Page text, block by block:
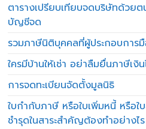
ตารางเปรียบเทียบจดบริษัทด้วย
บัญชีจด
รวมภาษีนิติบุคคลที่ผู้ประกอบการมื
ใครมีบ้านให้เช่า อย่าลืมยื่นภาษีเงิ
การจดทะเบียนจัดตั้งมูลนิธิ
ใบกำกับภาษี หรือใบเพิ่มหนี้ หรือ
ชำรุดในสาระสำคัญต้องทำอย่างไร